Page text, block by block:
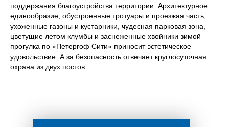
поддержания благоустройства территории. Архитектурное
единообразие, обустроенные тротуары и проезжая часть,
ухоженные газоны и кустарники, чудесная парковая зона,
цветущие летом клумбы и заснеженные хвойники зимой —
прогулка по «Петергоф Сити» приносит эстетическое
удовольствие. А за безопасность отвечает круглосуточная
охрана из двух постов.